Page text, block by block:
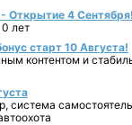
Открытие 4 Сентября!
лет
старт 10 Августа!
контентом и
система